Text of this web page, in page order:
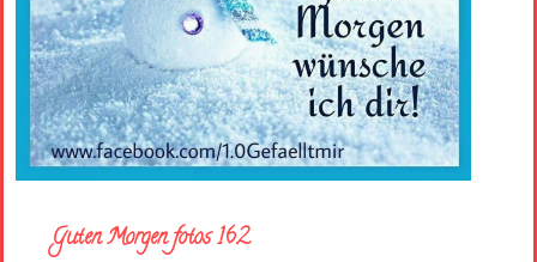
Guten Morgen fotos 162